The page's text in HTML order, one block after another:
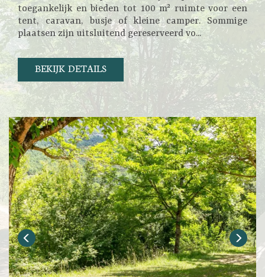
toegankelijk en bieden tot 100 m² ruimte voor een
tent, caravan, busje of kleine camper. Sommige
plaatsen zijn uitsluitend gereserveerd vo...
BEKIJK DETAILS